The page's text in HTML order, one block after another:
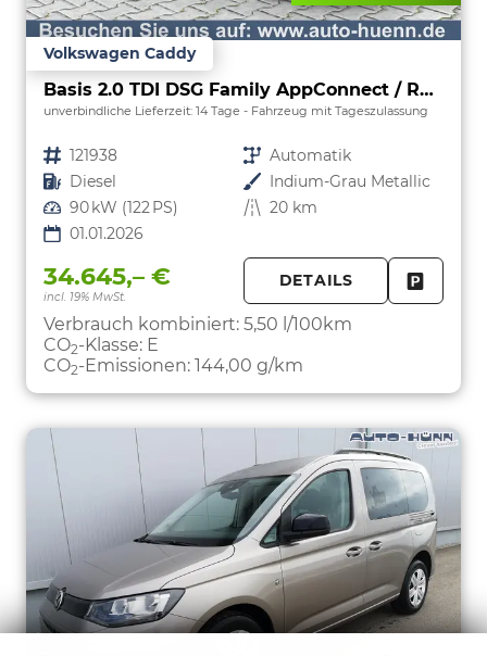
Volkswagen Caddy
Basis 2.0 TDI DSG Family AppConnect / Rückfahrk.
unverbindliche Lieferzeit: 14 Tage Fahrzeug mit Tageszulassung
Fahrzeugnr. 121938 Getriebe Automatik
Kraftstoff Diesel Außenfarbe Indium-Grau Metallic
Leistung 90 kW (122 PS) Kilometerstand 20 km
01.01.2026
34.645,– €
incl. 19% MwSt.
DETAILS
Verbrauch kombiniert: 5,50 l/100km
CO2-Klasse: E
CO2-Emissionen: 144,00 g/km